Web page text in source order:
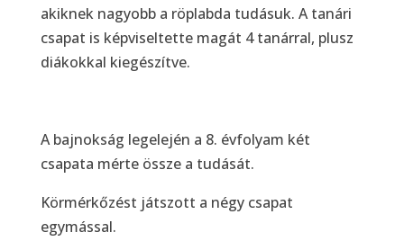
akiknek nagyobb a röplabda tudásuk. A tanári
csapat is képviseltette magát 4 tanárral, plusz
diákokkal kiegészítve.
A bajnokság legelején a 8. évfolyam két
csapata mérte össze a tudását.
Körmérkőzést játszott a négy csapat
egymással.